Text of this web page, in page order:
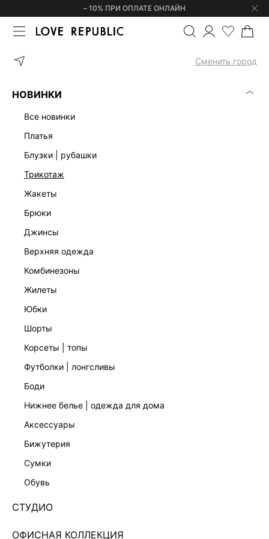
– 10% ПРИ ОПЛАТЕ ОНЛАЙН
Сменить город
НОВИНКИ
все новинки
платья
блузки | рубашки
трикотаж
жакеты
брюки
джинсы
верхняя одежда
комбинезоны
жилеты
юбки
шорты
корсеты | топы
футболки | лонгсливы
боди
нижнее белье | одежда для дома
аксессуары
бижутерия
сумки
обувь
СТУДИО
ОФИСНАЯ КОЛЛЕКЦИЯ
ГЛАВНАЯ ДЖЕМПЕРЫ И СВИТЕРЫ
КОЛЛЕКЦИЯ СТУДИО
СВИТЕР ИЗ ШЕРСТИ С ОТКРЫТОЙ СПИНОЙ
5451337824-21
Нет в наличии